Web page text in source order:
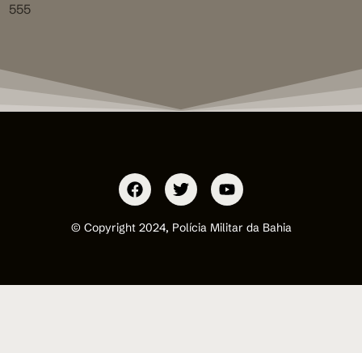
555
© Copyright 2024, Polícia Militar da Bahia